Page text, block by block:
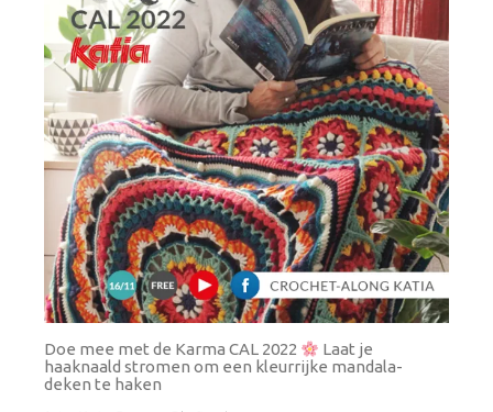
Doe mee met de Karma CAL 2022
Laat je
haaknaald stromen om een kleurrijke mandala-
deken te haken